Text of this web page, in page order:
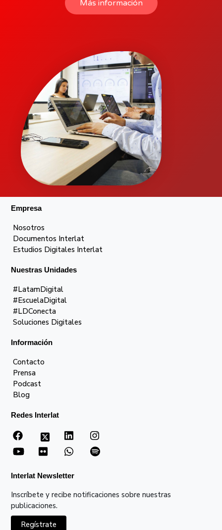
Más información
Empresa
Nosotros
Documentos Interlat
Estudios Digitales Interlat
Nuestras Unidades
#LatamDigital
#EscuelaDigital
#LDConecta
Soluciones Digitales
Información
Contacto
Prensa
Podcast
Blog
Redes Interlat
Interlat Newsletter
Inscríbete y recibe notificaciones sobre nuestras
publicaciones.
Regístrate